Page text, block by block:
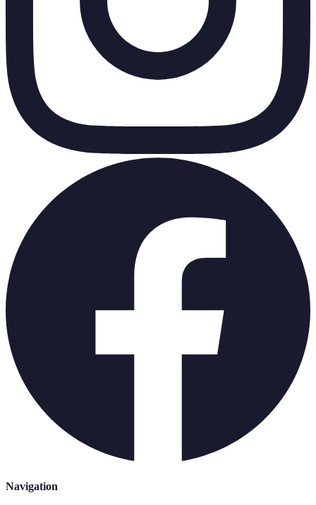
Navigation